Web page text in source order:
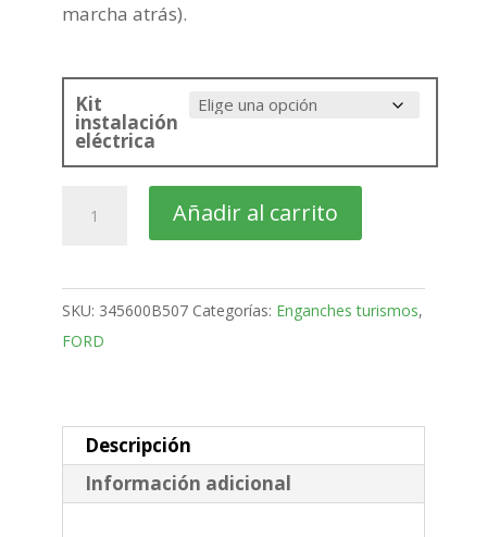
marcha atrás).
Kit
instalación
eléctrica
Fusión
Puertas
Bola
fija
2012
cantidad
Añadir al carrito
SKU: 345600B507 Categorías: Enganches turismos,
FORD
Descripción
Información adicional